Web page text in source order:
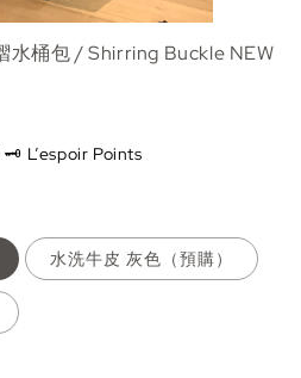
水桶包 / Shirring Buckle NEW
L’espoir Points
水洗牛皮 灰色（預購）